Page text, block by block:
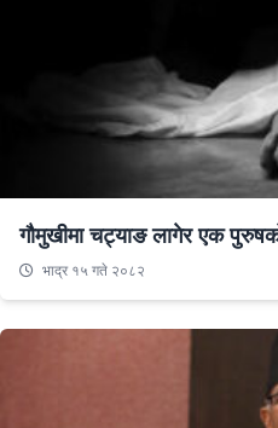
गौमुखीमा चट्याङ लागेर एक
भाद्र १५ गते २०८२